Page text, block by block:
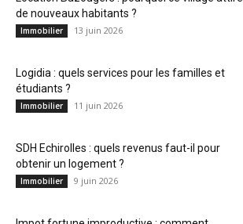
de nouveaux habitants ?
Immobilier 13 juin 2026
Logidia : quels services pour les familles et
étudiants ?
Immobilier 11 juin 2026
SDH Echirolles : quels revenus faut-il pour
obtenir un logement ?
Immobilier 9 juin 2026